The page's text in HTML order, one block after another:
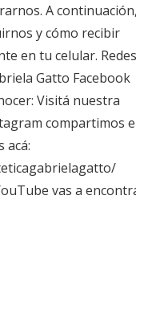
A continuación,
y cómo recibir
en tu celular. Redes
Gatto Facebook
Visitá nuestra
compartimos el
acá:
vas a encontrar: